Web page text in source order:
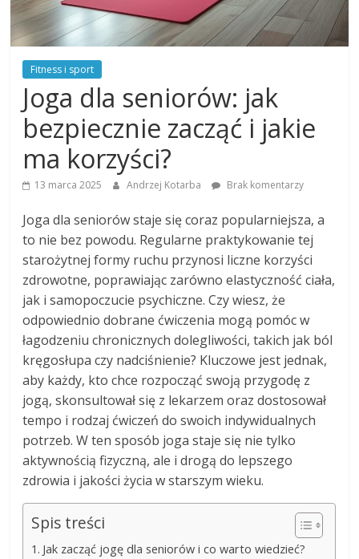
Fitness i sport
Joga dla seniorów: jak
bezpiecznie zacząć i jakie
ma korzyści?
13 marca 2025 Andrzej Kotarba Brak komentarzy
Joga dla seniorów staje się coraz popularniejsza, a
to nie bez powodu. Regularne praktykowanie tej
starożytnej formy ruchu przynosi liczne korzyści
zdrowotne, poprawiając zarówno elastyczność ciała,
jak i samopoczucie psychiczne. Czy wiesz, że
odpowiednio dobrane ćwiczenia mogą pomóc w
łagodzeniu chronicznych dolegliwości, takich jak ból
kręgosłupa czy nadciśnienie? Kluczowe jest jednak,
aby każdy, kto chce rozpocząć swoją przygodę z
jogą, skonsultował się z lekarzem oraz dostosował
tempo i rodzaj ćwiczeń do swoich indywidualnych
potrzeb. W ten sposób joga staje się nie tylko
aktywnością fizyczną, ale i drogą do lepszego
zdrowia i jakości życia w starszym wieku.
Spis treści
Jak zacząć jogę dla seniorów i co warto wiedzieć?